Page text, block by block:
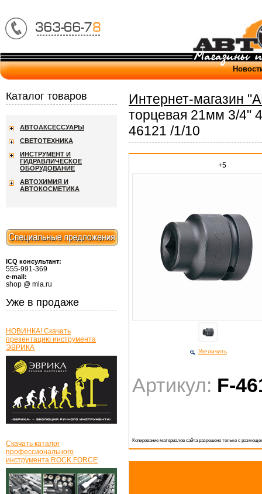
Интернет-магазин
торцевая 21мм 3/4"
46121 /1/10
+5
Увеличить
Артикул: F-
Копирование материалов сайта разрешено только с
Каталог товаров
АВТОАКСЕССУАРЫ
СВЕТОТЕХНИКА
ИНСТРУМЕНТ И
ГИДРАВЛИЧЕСКОЕ
ОБОРУДОВАНИЕ
АВТОХИМИЯ И
АВТОКОСМЕТИКА
ICQ консультант:
555-991-369
e-mail:
shop @ mla.ru
Уже в продаже
НОВИНКА! Скачать
презентацию инструмента
ЭВРИКА
Скачать каталог
профессионального
инструмента ROCK FORCE